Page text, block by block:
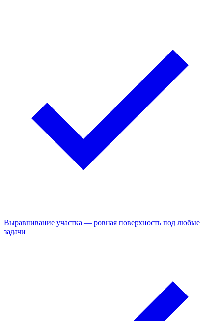
Выравнивание участка — ровная поверхность под любые
задачи